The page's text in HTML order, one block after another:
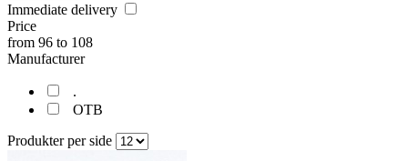
Immediate delivery
Price
from 96 to 108
Manufacturer
.
OTB
Produkter per side